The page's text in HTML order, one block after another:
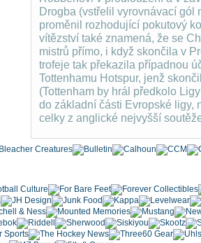
Drogba (vstřelil vyrovnávací gól
proměnil rozhodující pokutový
vítězství také znamená, že se
mistrů přímo, i když skončila v
trofeje tak překazila případnou
Tottenhamu Hotspur, jenž
(Tottenham by hrál předkolo
do základní části Evropské ligy,
celky z anglické nejvyšší